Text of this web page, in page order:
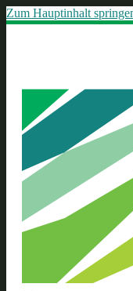
Zum Hauptinhalt